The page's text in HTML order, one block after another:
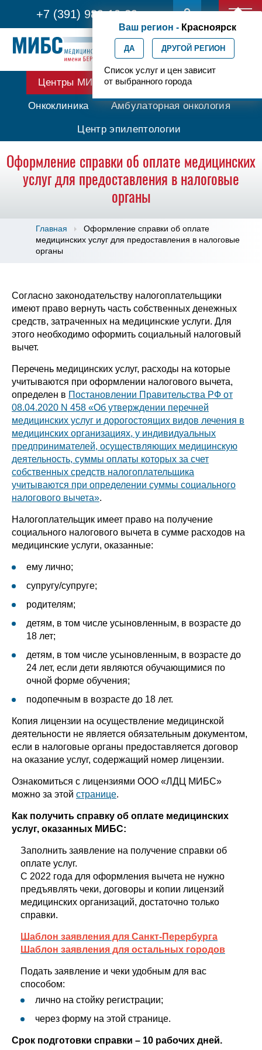
+7 (391) 989-10-29
Ваш регион - Красноярск
ДА ДРУГОЙ РЕГИОН
Список услуг и цен зависит
от выбранного города
Центры МИБС Протонная терапия
Онкоклиника Амбулаторная онкология
Центр эпилептологии
Оформление справки об оплате медицинских
услуг для предоставления в налоговые
органы
Главная
Оформление справки об оплате
медицинских услуг для предоставления в налоговые
органы
Согласно законодательству налогоплательщики
имеют право вернуть часть собственных денежных
средств, затраченных на медицинские услуги. Для
этого необходимо оформить социальный налоговый
вычет.
Перечень медицинских услуг, расходы на которые
учитываются при оформлении налогового вычета,
определен в Постановлении Правительства РФ от
08.04.2020 N 458 «Об утверждении перечней
медицинских услуг и дорогостоящих видов лечения в
медицинских организациях, у индивидуальных
предпринимателей, осуществляющих медицинскую
деятельность, суммы оплаты которых за счет
собственных средств налогоплательщика
учитываются при определении суммы социального
налогового вычета».
Налогоплательщик имеет право на получение
социального налогового вычета в сумме расходов на
медицинские услуги, оказанные:
ему лично;
супругу/супруге;
родителям;
детям, в том числе усыновленным, в возрасте до
18 лет;
детям, в том числе усыновленным, в возрасте до
24 лет, если дети являются обучающимися по
очной форме обучения;
подопечным в возрасте до 18 лет.
Копия лицензии на осуществление медицинской
деятельности не является обязательным документом,
если в налоговые органы предоставляется договор
на оказание услуг, содержащий номер лицензии.
Ознакомиться с лицензиями ООО «ЛДЦ МИБС»
можно за этой странице.
Как получить справку об оплате медицинских
услуг, оказанных МИБС:
Заполнить заявление на получение справки об
оплате услуг.
С 2022 года для оформления вычета не нужно
предъявлять чеки, договоры и копии лицензий
медицинских организаций, достаточно только
справки.
Шаблон заявления для Санкт-Перербурга
Шаблон заявления для остальных городов
Подать заявление и чеки удобным для вас
способом:
лично на стойку регистрации;
через форму на этой странице.
Срок подготовки справки – 10 рабочих дней.